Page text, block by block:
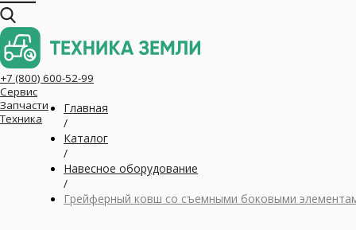
+7 (800) 600-52-99
Сервис
Запчасти
Техника
Главная
/
Каталог
/
Навесное оборудование
/
Грейферный ковш со съемными боковыми